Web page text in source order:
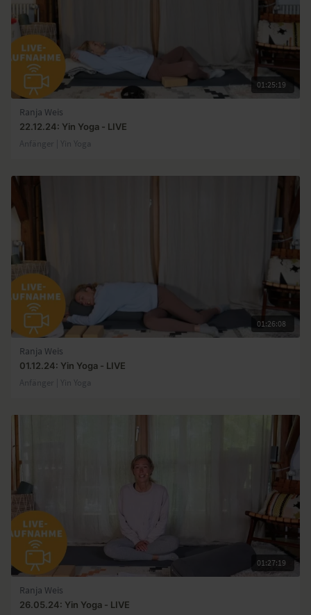
01:25:19
Ranja Weis
22.12.24: Yin Yoga - LIVE
Anfänger | Yin Yoga
01:26:08
Ranja Weis
01.12.24: Yin Yoga - LIVE
Anfänger | Yin Yoga
01:27:19
Ranja Weis
26.05.24: Yin Yoga - LIVE